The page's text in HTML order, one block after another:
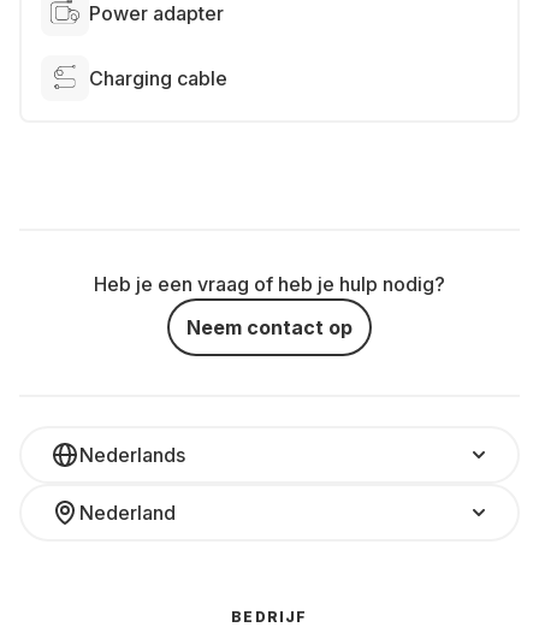
Power adapter
Charging cable
Heb je een vraag of heb je hulp nodig?
Neem contact op
Nederlands
Nederland
BEDRIJF